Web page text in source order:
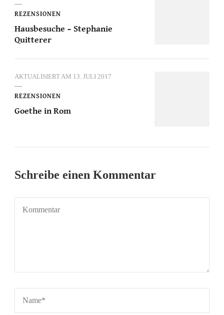
REZENSIONEN
Hausbesuche – Stephanie
Quitterer
AKTUALISIERT AM 13. JULI 2017
REZENSIONEN
Goethe in Rom
Schreibe einen Kommentar